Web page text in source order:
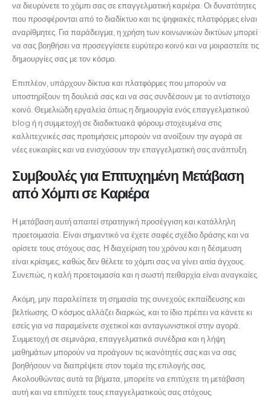
να διευρύνετε το χόμπι σας σε επαγγελματική καριέρα. Οι δυνατότητες
που προσφέρονται από το διαδίκτυο και τις ψηφιακές πλατφόρμες είναι
αναρίθμητες. Για παράδειγμα, η χρήση των κοινωνικών δικτύων μπορεί
να σας βοηθήσει να προσεγγίσετε ευρύτερο κοινό και να μοιραστείτε τις
δημιουργίες σας με τον κόσμο.
Επιπλέον, υπάρχουν δίκτυα και πλατφόρμες που μπορούν να
υποστηρίξουν τη δουλειά σας και να σας συνδέσουν με το αντίστοιχο
κοινό. Θεμελιώδη εργαλεία όπως η δημιουργία ενός επαγγελματικού
blog ή η συμμετοχή σε διαδικτυακά φόρουμ στοχευμένα στις
καλλιτεχνικές σας προτιμήσεις μπορούν να ανοίξουν την αγορά σε
νέες ευκαιρίες και να ενισχύσουν την επαγγελματική σας ανάπτυξη.
Συμβουλές για Επιτυχημένη Μετάβαση
από Χόμπι σε Καριέρα
Η μετάβαση αυτή απαιτεί στρατηγική προσέγγιση και κατάλληλη
προετοιμασία. Είναι σημαντικό να έχετε σαφές σχέδιο δράσης και να
ορίσετε τους στόχους σας. Η διαχείριση του χρόνου και η δέσμευση
είναι κρίσιμες, καθώς δεν θέλετε το χόμπι σας να γίνει αιτία άγχους.
Συνεπώς, η καλή προετοιμασία και η σωστή πειθαρχία είναι αναγκαίες.
Ακόμη, μην παραλείπετε τη σημασία της συνεχούς εκπαίδευσης και
βελτίωσης. Ο κόσμος αλλάζει διαρκώς, και το ίδιο πρέπει να κάνετε κι
εσείς για να παραμείνετε σχετικοί και ανταγωνιστικοί στην αγορά.
Συμμετοχή σε σεμινάρια, επαγγελματικά συνέδρια και η λήψη
μαθημάτων μπορούν να προάγουν τις ικανότητές σας και να σας
βοηθήσουν να διαπρέψετε στον τομέα της επιλογής σας.
Ακολουθώντας αυτά τα βήματα, μπορείτε να επιτύχετε τη μετάβαση
αυτή και να επιτύχετε τους επαγγελματικούς σας στόχους.